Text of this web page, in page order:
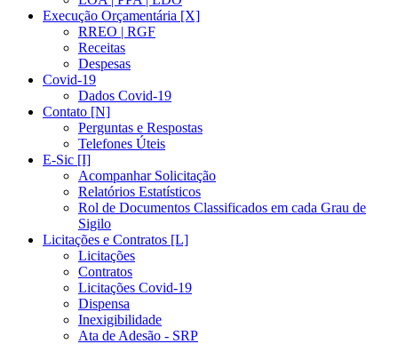
Execução Orçamentária [X]
RREO | RGF
Receitas
Despesas
Covid-19
Dados Covid-19
Contato [N]
Perguntas e Respostas
Telefones Úteis
E-Sic [I]
Acompanhar Solicitação
Relatórios Estatísticos
Rol de Documentos Classificados em cada Grau de
Sigilo
Licitações e Contratos [L]
Licitações
Contratos
Licitações Covid-19
Dispensa
Inexigibilidade
Ata de Adesão - SRP